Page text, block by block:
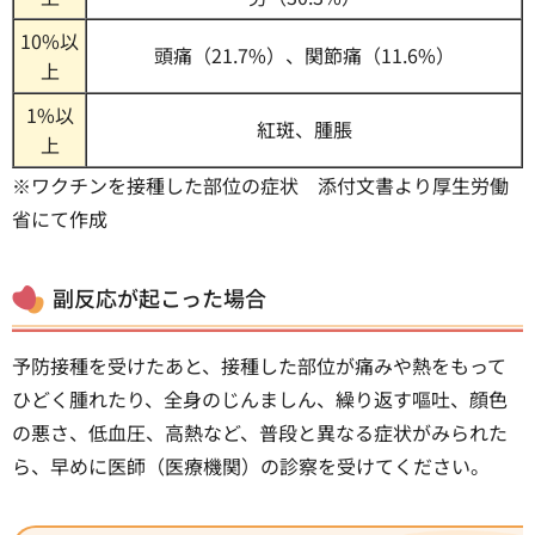
10%以
上
頭痛（21.7%）、関節痛（11.6%）
1%以
上
紅斑、腫脹
※ワクチンを接種した部位の症状 添付文書より厚生労働
省にて作成
副反応が起こった場合
予防接種を受けたあと、接種した部位が痛みや熱をもって
ひどく腫れたり、全身のじんましん、繰り返す嘔吐、顔色
の悪さ、低血圧、高熱など、普段と異なる症状がみられた
ら、早めに医師（医療機関）の診察を受けてください。